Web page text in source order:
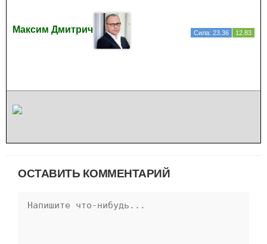
Максим Дмитрич Сила: 23.36 12.83
ОСТАВИТЬ КОММЕНТАРИЙ